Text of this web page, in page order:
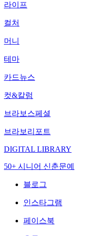
라이프
컬처
머니
테마
카드뉴스
컷&칼럼
브라보스페셜
브라보리포트
DIGITAL LIBRARY
50+ 시니어 신춘문예
블로그
인스타그램
페이스북